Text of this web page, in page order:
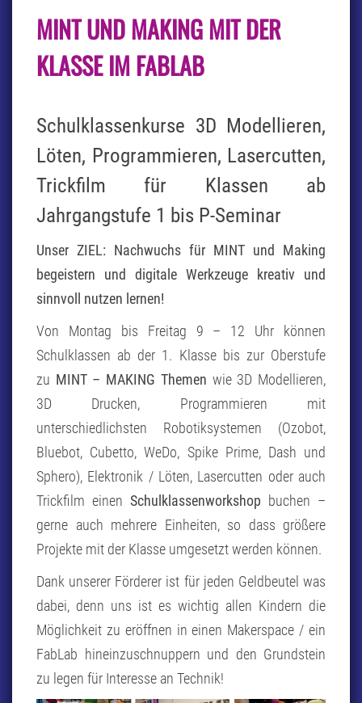
UND
MAKING
DER
FABLAB
MINT UND MAKING MIT DER
KLASSE IM FABLAB
Schulklassenkurse 3D Modellieren,
Löten, Programmieren, Lasercutten,
Trickfilm für Klassen ab
Jahrgangstufe 1 bis P-Seminar
Unser ZIEL: Nachwuchs für MINT und Making
begeistern und digitale Werkzeuge kreativ und
sinnvoll nutzen lernen!
Von Montag bis Freitag 9 – 12 Uhr können
Schulklassen ab der 1. Klasse bis zur Oberstufe
zu MINT – MAKING Themen wie 3D Modellieren,
3D Drucken, Programmieren mit
unterschiedlichsten Robotiksystemen (Ozobot,
Bluebot, Cubetto, WeDo, Spike Prime, Dash und
Sphero), Elektronik / Löten, Lasercutten oder auch
Trickfilm einen Schulklassenworkshop buchen –
gerne auch mehrere Einheiten, so dass größere
Projekte mit der Klasse umgesetzt werden können.
Dank unserer Förderer ist für jeden Geldbeutel was
dabei, denn uns ist es wichtig allen Kindern die
Möglichkeit zu eröffnen in einen Makerspace / ein
FabLab hineinzuschnuppern und den Grundstein
zu legen für Interesse an Technik!